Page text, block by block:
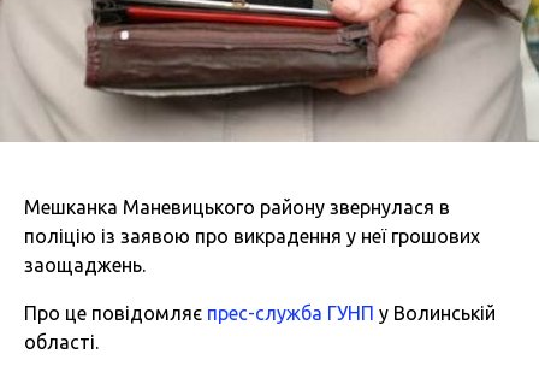
Мешканка Маневицького району звернулася в
поліцію із заявою про викрадення у неї грошових
заощаджень.
Про це повідомляє прес-служба ГУНП у Волинській
області.